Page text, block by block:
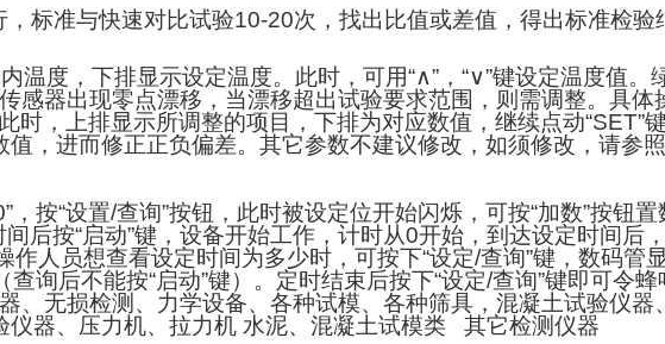
标准与快速对比试验10-20次，找出比值或差值，得出标准检验
温度，下排显示设定温度。此时，可用“∧” ， “∨”键设定温度值。
感器出现零点漂移，当漂移超出试验要求范围，则需调整。具体
时，上排显示所调整的项目，下排为对应数值，继续点动“SET”
值，进而修正正负偏差。其它参数不建议修改，如须修改，请参
，按“设置/查询”按钮，此时被设定位开始闪烁，可按“加数”按钮置
间后按“启动”键，设备开始工作，计时从0开始，到达设定时间后
作人员想查看设定时间为多少时，可按下“设定/查询”键，数码管
查询后不能按“启动”键）。定时结束后按下“设定/查询”键即可令蜂
、无损检测、力学设备、各种试模、各种筛具，混凝土试验仪器
器、压力机、拉力机 水泥、混凝土试模类 其它检测仪器